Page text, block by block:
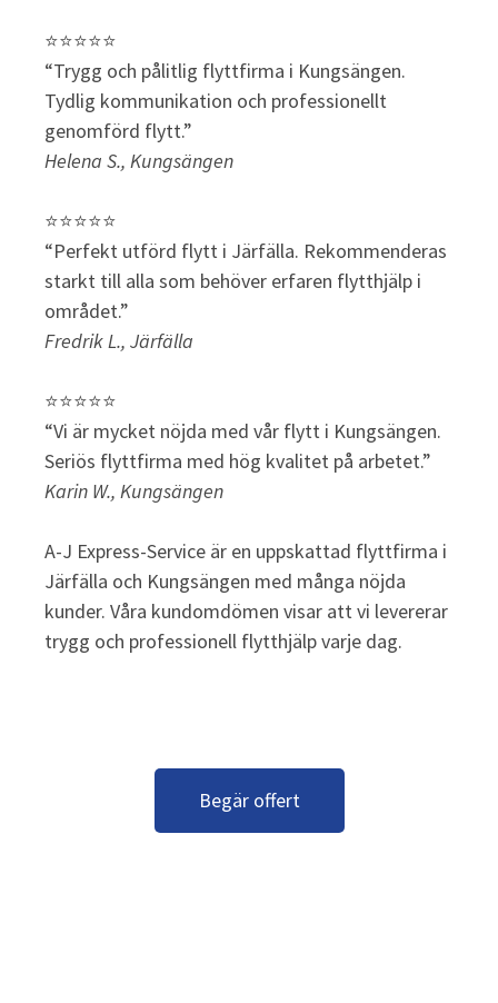
⭐⭐⭐⭐⭐
“Trygg och pålitlig flyttfirma i Kungsängen.
Tydlig kommunikation och professionellt
genomförd flytt.”
Helena S., Kungsängen
⭐⭐⭐⭐⭐
“Perfekt utförd flytt i Järfälla. Rekommenderas
starkt till alla som behöver erfaren flytthjälp i
området.”
Fredrik L., Järfälla
⭐⭐⭐⭐⭐
“Vi är mycket nöjda med vår flytt i Kungsängen.
Seriös flyttfirma med hög kvalitet på arbetet.”
Karin W., Kungsängen
A-J Express-Service är en uppskattad flyttfirma i
Järfälla och Kungsängen med många nöjda
kunder. Våra kundomdömen visar att vi levererar
trygg och professionell flytthjälp varje dag.
Begär offert